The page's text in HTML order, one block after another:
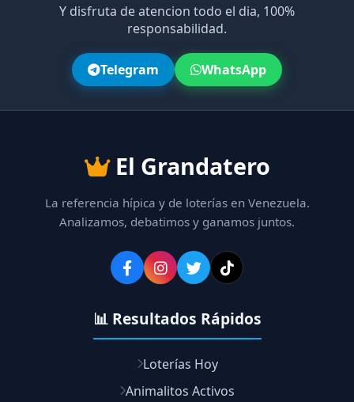
Y disfruta de atencion todo el dia, 100%
responsabilidad.
Telegram WhatsApp
El Grandatero
La referencia hípica y de loterías en Venezuela.
Analizamos, debatimos y ganamos juntos.
📊 Resultados Rápidos
Loterías Hoy
Animalitos Activos